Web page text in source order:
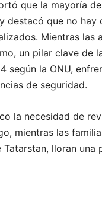
que la mayoría
destacó que no
Mientras las
un pilar clave de
según la ONU,
de seguridad.
la necesidad de
mientras las
lloran